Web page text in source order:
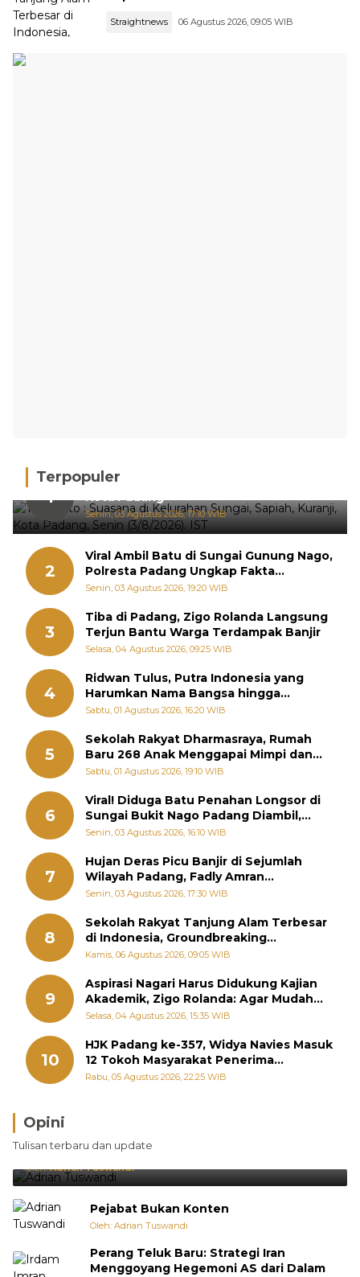
Straightnews 06 Agustus 2026, 09:05 WIB
Terpopuler
1
Hujan Deras, 15 Titik Banjir Terdeteksi di
Kota Padang
Senin, 03 Agustus 2026, 17:10 WIB
2
Viral Ambil Batu di Sungai Gunung Nago,
Polresta Padang Ungkap Fakta
Sebenarnya
Senin, 03 Agustus 2026, 19:20 WIB
3
Tiba di Padang, Zigo Rolanda Langsung
Terjun Bantu Warga Terdampak Banjir
Selasa, 04 Agustus 2026, 09:25 WIB
4
Ridwan Tulus, Putra Indonesia yang
Harumkan Nama Bangsa hingga
Diabadikan dalam Buku Jepang
Sabtu, 01 Agustus 2026, 16:20 WIB
5
Sekolah Rakyat Dharmasraya, Rumah
Baru 268 Anak Menggapai Mimpi dan
Memutus Rantai Kemiskinan
Sabtu, 01 Agustus 2026, 19:10 WIB
6
Viral! Diduga Batu Penahan Longsor di
Sungai Bukit Nago Padang Diambil,
Warga Khawatir Bencana Terulang
Senin, 03 Agustus 2026, 16:10 WIB
7
Hujan Deras Picu Banjir di Sejumlah
Wilayah Padang, Fadly Amran
Perintahkan OPD Siaga
Senin, 03 Agustus 2026, 17:30 WIB
8
Sekolah Rakyat Tanjung Alam Terbesar
di Indonesia, Groundbreaking
September
Kamis, 06 Agustus 2026, 09:05 WIB
9
Aspirasi Nagari Harus Didukung Kajian
Akademik, Zigo Rolanda: Agar Mudah
Diperjuangkan di Kementerian
Selasa, 04 Agustus 2026, 15:35 WIB
10
HJK Padang ke-357, Widya Navies Masuk
12 Tokoh Masyarakat Penerima
Penghargaan Pemko Padang
Rabu, 05 Agustus 2026, 22:25 WIB
Opini
Tulisan terbaru dan update
Brasil Lebih Diunggulkan, tetapi Jepang Selalu
Punya Cara Membuat Kejutan
Oleh:Adrian Tuswandi
Pejabat Bukan Konten
Oleh: Adrian Tuswandi
Perang Teluk Baru: Strategi Iran
Menggoyang Hegemoni AS dari Dalam